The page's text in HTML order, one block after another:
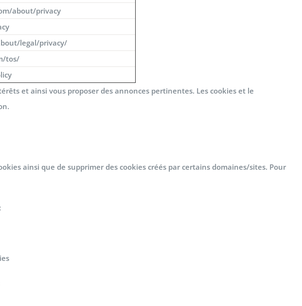
about/privacy
legal/privacy/
tos/
et ainsi vous proposer des annonces pertinentes. Les cookies et le
ainsi que de supprimer des cookies créés par certains domaines/sites. Pour